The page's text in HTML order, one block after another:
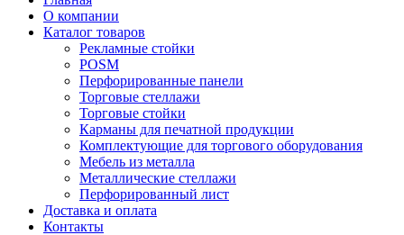
О компании
Каталог товаров
Рекламные стойки
POSM
Перфорированные панели
Торговые стеллажи
Торговые стойки
Карманы для печатной продукции
Комплектующие для торгового оборудования
Мебель из металла
Металлические стеллажи
Перфорированный лист
Доставка и оплата
Контакты